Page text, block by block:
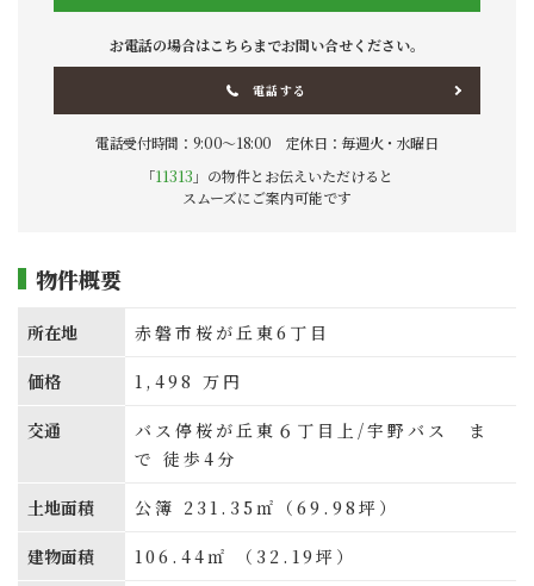
お電話の場合はこちらまでお問い合せください。
電話する
電話受付時間：9:00〜18:00 定休日：毎週火・水曜日
「11313 」の物件とお伝えいただけると
スムーズにご案内可能です
物件概要
所在地 赤磐市桜が丘東6丁目
価格 1,498 万円
交通
バス停桜が丘東６丁目上/宇野バス ま
で 徒歩4分
土地面積 公簿 231.35㎡（69.98坪）
建物面積 106.44㎡ （32.19坪）